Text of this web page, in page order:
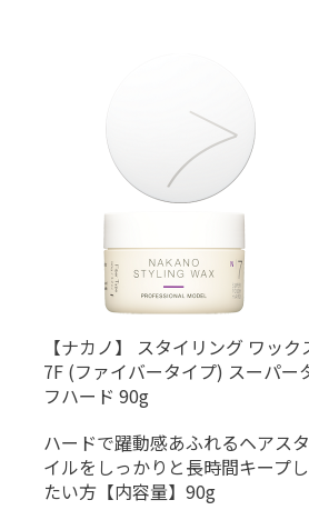
【ナカノ】 スタイリング ワック
7F (ファイバータイプ) スーパー
フハード 90g
ハードで躍動感あふれるヘアスタ
イルをしっかりと長時間キープし
たい方【内容量】90g